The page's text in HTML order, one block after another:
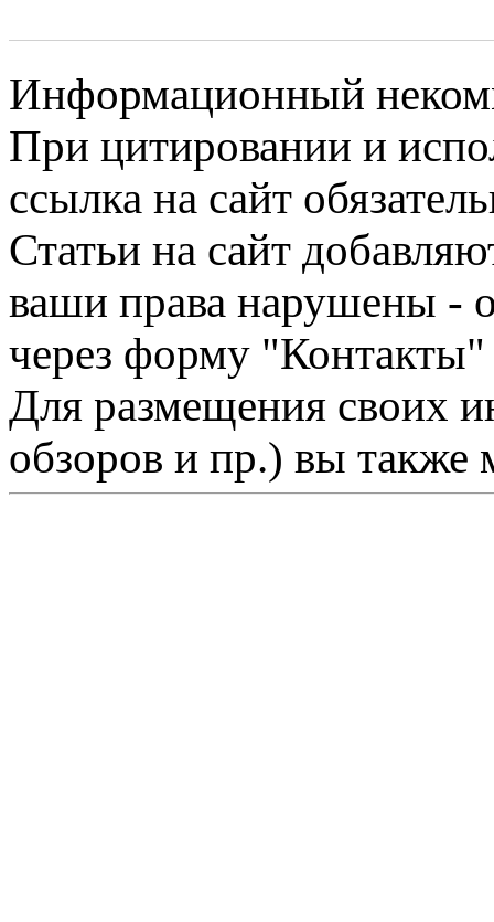
Информационный
При цитировании и
ссылка на сайт
Статьи на сайт
ваши права нарушены -
через форму "Контакты"
Для размещения своих
обзоров и пр.) вы также